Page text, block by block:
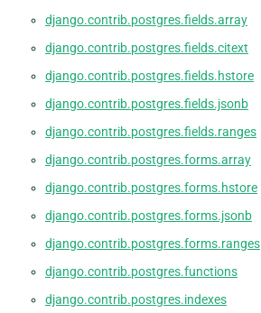
django.contrib.postgres.fields.array
django.contrib.postgres.fields.citext
django.contrib.postgres.fields.hstore
django.contrib.postgres.fields.jsonb
django.contrib.postgres.fields.ranges
django.contrib.postgres.forms.array
django.contrib.postgres.forms.hstore
django.contrib.postgres.forms.jsonb
django.contrib.postgres.forms.ranges
django.contrib.postgres.functions
django.contrib.postgres.indexes